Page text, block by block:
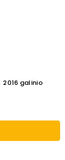
2016 galinio